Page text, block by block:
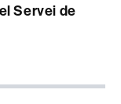
Servei de